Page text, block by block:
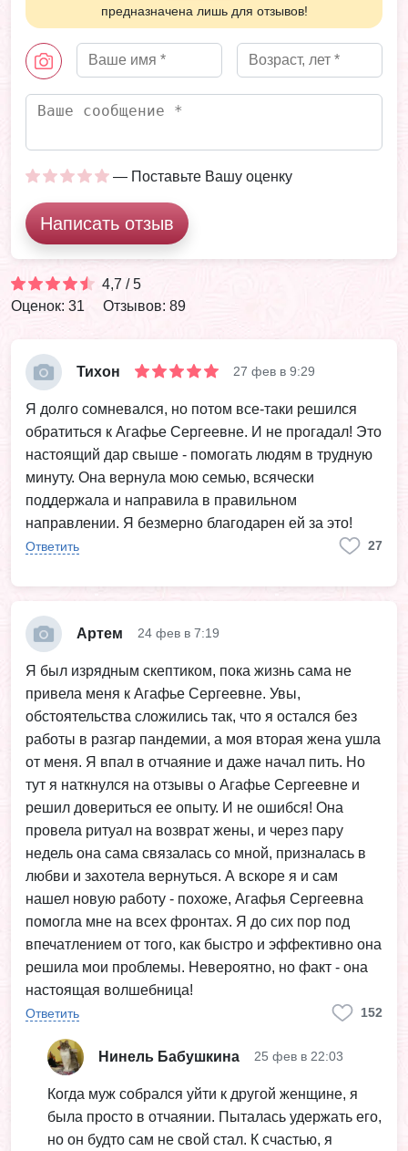
предназначена лишь для отзывов!
— Поставьте Вашу оценку
Написать отзыв
4,7 / 5
Оценок: 31
Отзывов: 89
Тихон 27 фев в 9:29
Я долго сомневался, но потом все-таки решился
обратиться к Агафье Сергеевне. И не прогадал! Это
настоящий дар свыше - помогать людям в трудную
минуту. Она вернула мою семью, всячески
поддержала и направила в правильном
направлении. Я безмерно благодарен ей за это!
Ответить 27
Артем 24 фев в 7:19
Я был изрядным скептиком, пока жизнь сама не
привела меня к Агафье Сергеевне. Увы,
обстоятельства сложились так, что я остался без
работы в разгар пандемии, а моя вторая жена ушла
от меня. Я впал в отчаяние и даже начал пить. Но
тут я наткнулся на отзывы о Агафье Сергеевне и
решил довериться ее опыту. И не ошибся! Она
провела ритуал на возврат жены, и через пару
недель она сама связалась со мной, призналась в
любви и захотела вернуться. А вскоре я и сам
нашел новую работу - похоже, Агафья Сергеевна
помогла мне на всех фронтах. Я до сих пор под
впечатлением от того, как быстро и эффективно она
решила мои проблемы. Невероятно, но факт - она
настоящая волшебница!
Ответить 152
Нинель Бабушкина 25 фев в 22:03
Когда муж собрался уйти к другой женщине, я
была просто в отчаянии. Пыталась удержать его,
но он будто сам не свой стал. К счастью, я